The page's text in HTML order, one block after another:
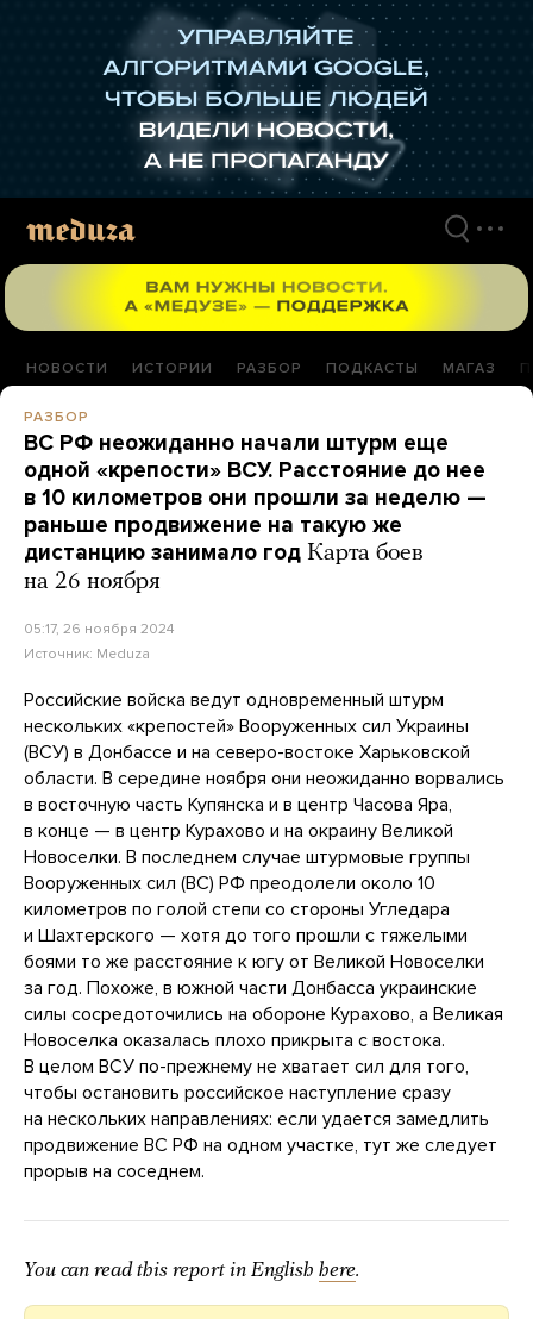
НОВОСТИ ИСТОРИИ РАЗБОР ПОДКАСТЫ МАГАЗ
РАЗБОР
ВС РФ неожиданно начали штурм еще
одной «крепости» ВСУ. Расстояние до нее
в 10 километров они прошли за неделю —
раньше продвижение на такую же
дистанцию занимало год Карта боев
на 26 ноября
05:17, 26 ноября 2024
Источник: Meduza
Российские войска ведут одновременный штурм
нескольких «крепостей» Вооруженных сил Украины
(ВСУ) в Донбассе и на северо-востоке Харьковской
области. В середине ноября они неожиданно ворвались
в восточную часть Купянска и в центр Часова Яра,
в конце — в центр Курахово и на окраину Великой
Новоселки. В последнем случае штурмовые группы
Вооруженных сил (ВС) РФ преодолели около 10
километров по голой степи со стороны Угледара
и Шахтерского — хотя до того прошли с тяжелыми
боями то же расстояние к югу от Великой Новоселки
за год. Похоже, в южной части Донбасса украинские
силы сосредоточились на обороне Курахово, а Великая
Новоселка оказалась плохо прикрыта с востока.
В целом ВСУ по-прежнему не хватает сил для того,
чтобы остановить российское наступление сразу
на нескольких направлениях: если удается замедлить
продвижение ВС РФ на одном участке, тут же следует
прорыв на соседнем.
You can read this report in English here.